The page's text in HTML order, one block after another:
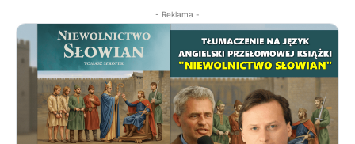
- Reklama -